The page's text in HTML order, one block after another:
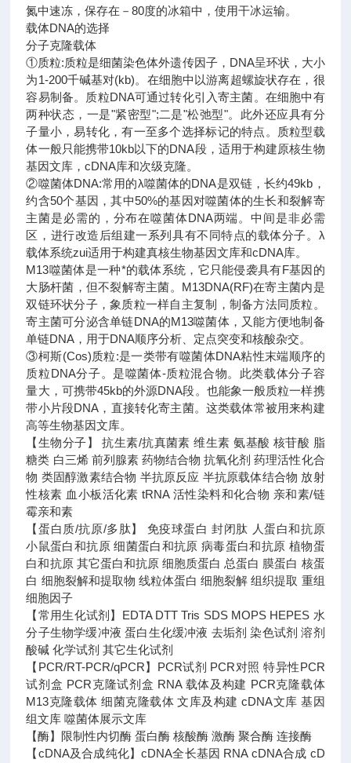
氮中速冻，保存在－80度的冰箱中，使用干冰运输。
载体DNA的选择
分子克隆载体
①质粒:质粒是细菌染色体外遗传因子，DNA呈环状，大小
为1-200千碱基对(kb)。在细胞中以游离超螺旋状存在，很
容易制备。质粒DNA可通过转化引入寄主菌。在细胞中有
两种状态，一是"紧密型";二是"松弛型"。此外还应具有分
子量小，易转化，有一至多个选择标记的特点。质粒型载
体一般只能携带10kb以下的DNA段，适用于构建原核生物
基因文库，cDNA库和次级克隆。
②噬菌体DNA:常用的λ噬菌体的DNA是双链，长约49kb，
约含50个基因，其中50%的基因对噬菌体的生长和裂解寄
主菌是必需的，分布在噬菌体DNA两端。中间是非必需
区，进行改造后组建一系列具有不同特点的载体分子。λ
载体系统zui适用于构建真核生物基因文库和cDNA库。
M13噬菌体是一种*的载体系统，它只能侵袭具有F基因的
大肠杆菌，但不裂解寄主菌。M13DNA(RF)在寄主菌内是
双链环状分子，象质粒一样自主复制，制备方法同质粒。
寄主菌可分泌含单链DNA的M13噬菌体，又能方便地制备
单链DNA，用于DNA顺序分析、定点突变和核酸杂交。
③柯斯(Cos)质粒:是一类带有噬菌体DNA粘性末端顺序的
质粒DNA分子。是噬菌体-质粒混合物。此类载体分子容
量大，可携带45kb的外源DNA段。也能象一般质粒一样携
带小片段DNA，直接转化寄主菌。这类载体常被用来构建
高等生物基因文库。
【生物分子】 抗生素/抗真菌素 维生素 氨基酸 核苷酸 脂
糖类 白三烯 前列腺素 药物结合物 抗氧化剂 药理活性化合
物 类固醇激素结合物 半抗原反应 半抗原载体结合物 放射
性核素 血小板活化素 tRNA 活性染料和化合物 亲和素/链
霉亲和素
【蛋白质/抗原/多肽】 免疫球蛋白 封闭肽 人蛋白和抗原
小鼠蛋白和抗原 细菌蛋白和抗原 病毒蛋白和抗原 植物蛋
白和抗原 其它蛋白和抗原 细胞质蛋白 总蛋白 膜蛋白 核蛋
白 细胞裂解和提取物 线粒体蛋白 细胞裂解 组织提取 重组
细胞因子
【常用生化试剂】EDTA DTT Tris SDS MOPS HEPES 水
分子生物学缓冲液 蛋白生化缓冲液 去垢剂 染色试剂 溶剂
酸碱 化学试剂 其它生化试剂
【PCR/RT-PCR/qPCR】PCR试剂 PCR对照 特异性PCR
试剂盒 PCR克隆试剂盒 RNA 载体及构建 PCR克隆载体
M13克隆载体 细菌克隆载体 文库及构建 cDNA文库 基因
组文库 噬菌体展示文库
【酶】限制性内切酶 蛋白酶 核酸酶 激酶 聚合酶 连接酶
【cDNA及合成纯化】cDNA全长基因 RNA cDNA合成 cD